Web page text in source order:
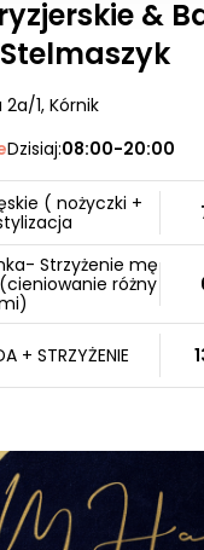
&
2a/1, Kórnik
Dzisiaj:08:00-20:00
( nożyczki +
Strzyżenie mę
różny
+ STRZYŻENIE